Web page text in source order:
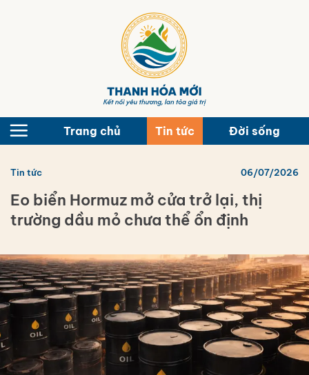
Trang chủ Tin tức Đời sống
Tin tức 06/07/2026
Eo biển Hormuz mở cửa trở lại, thị
trường dầu mỏ chưa thể ổn định